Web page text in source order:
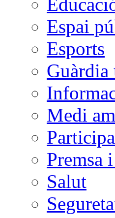
Espai
Esports
Guàrdia
Medi
Premsa
Salut